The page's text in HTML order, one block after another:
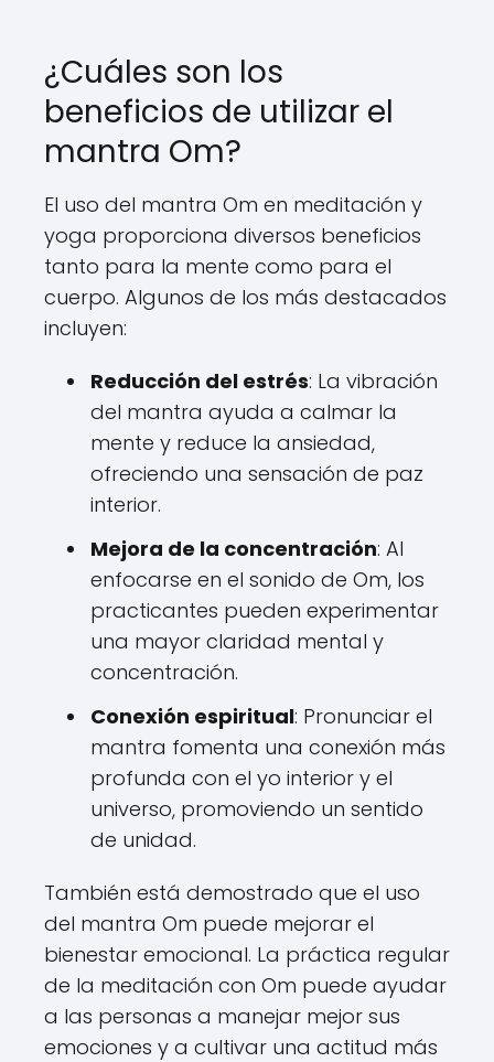
¿Cuáles son los
beneficios de utilizar el
mantra Om?
El uso del mantra Om en meditación y
yoga proporciona diversos beneficios
tanto para la mente como para el
cuerpo. Algunos de los más destacados
incluyen:
Reducción del estrés: La vibración
del mantra ayuda a calmar la
mente y reduce la ansiedad,
ofreciendo una sensación de paz
interior.
Mejora de la concentración: Al
enfocarse en el sonido de Om, los
practicantes pueden experimentar
una mayor claridad mental y
concentración.
Conexión espiritual: Pronunciar el
mantra fomenta una conexión más
profunda con el yo interior y el
universo, promoviendo un sentido
de unidad.
También está demostrado que el uso
del mantra Om puede mejorar el
bienestar emocional. La práctica regular
de la meditación con Om puede ayudar
a las personas a manejar mejor sus
emociones y a cultivar una actitud más